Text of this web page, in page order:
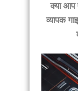
क्या आप
व्यापक